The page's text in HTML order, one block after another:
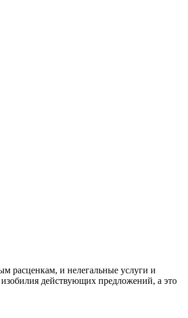
расценкам, и нелегальные услуги и
действующих предложений, а это